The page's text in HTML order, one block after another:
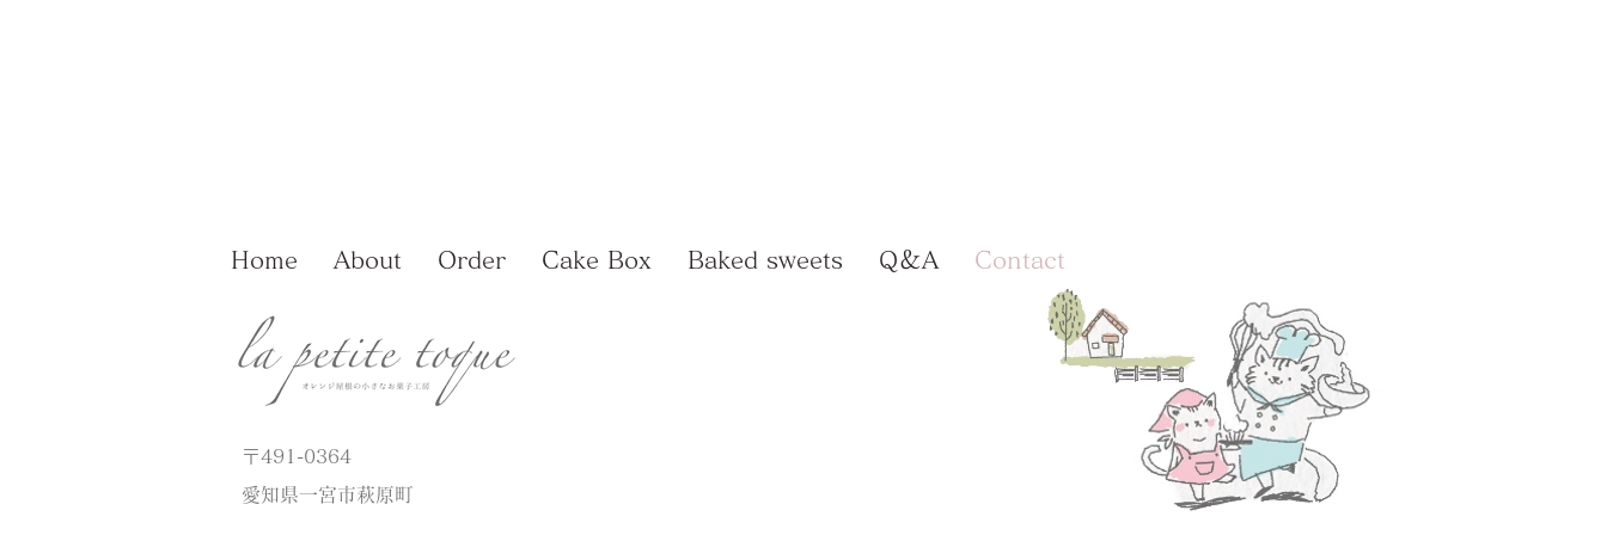
Home About Order Cake Box Baked sweets Q＆A Contact
〒491-0364
愛知県一宮市萩原町